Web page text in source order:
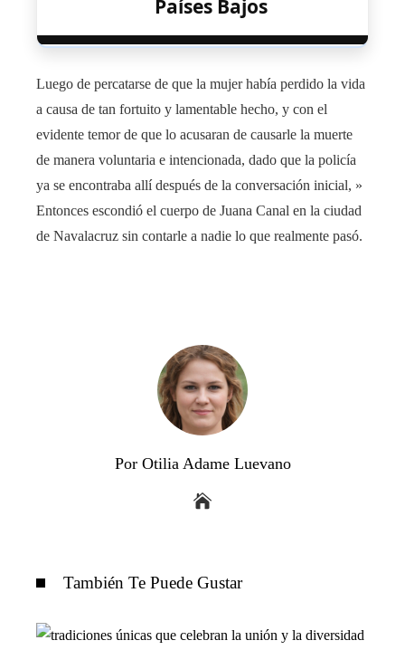
Países Bajos
Luego de percatarse de que la mujer había perdido la vida
a causa de tan fortuito y lamentable hecho, y con el
evidente temor de que lo acusaran de causarle la muerte
de manera voluntaria e intencionada, dado que la policía
ya se encontraba allí después de la conversación inicial, »
Entonces escondió el cuerpo de Juana Canal en la ciudad
de Navalacruz sin contarle a nadie lo que realmente pasó.
Por Otilia Adame Luevano
También Te Puede Gustar